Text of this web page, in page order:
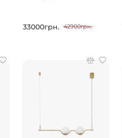
33000грн. 42900грн.